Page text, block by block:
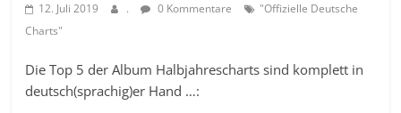
12. Juli 2019 . 0 Kommentare
"Offizielle Deutsche
Charts"
Die Top 5 der Album Halbjahrescharts sind komplett in
deutsch(sprachig)er Hand …: